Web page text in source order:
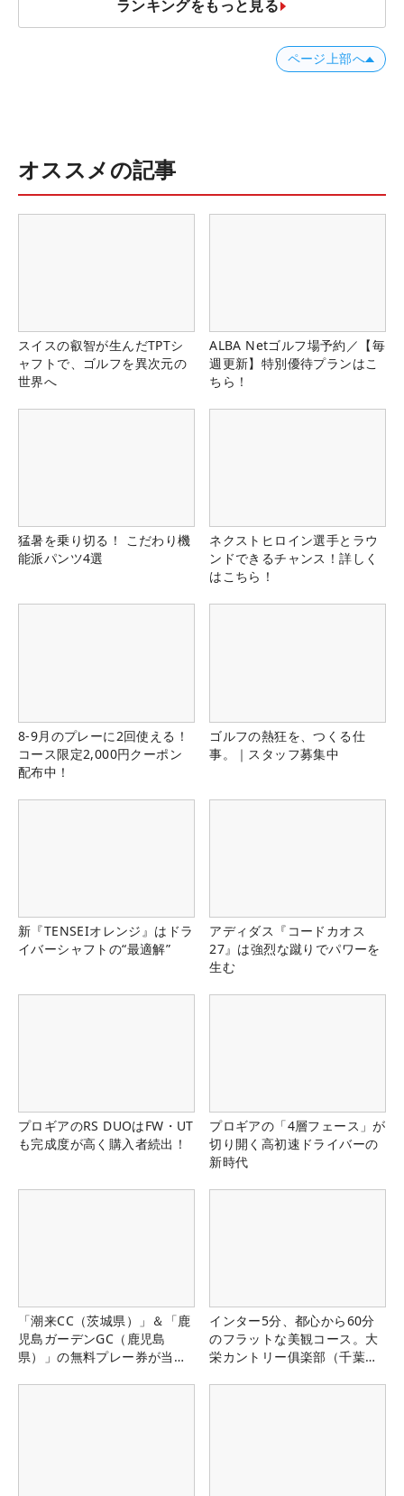
ランキングをもっと見る
ページ上部へ
オススメの記事
スイスの叡智が生んだTPTシ
ャフトで、ゴルフを異次元の
世界へ
ALBA Netゴルフ場予約／【毎
週更新】特別優待プランはこ
ちら！
猛暑を乗り切る！ こだわり機
能派パンツ4選
ネクストヒロイン選手とラウ
ンドできるチャンス！詳しく
はこちら！
8-9月のプレーに2回使える！
コース限定2,000円クーポン
配布中！
ゴルフの熱狂を、つくる仕
事。｜スタッフ募集中
新『TENSEIオレンジ』はドラ
イバーシャフトの“最適解”
アディダス『コードカオス
27』は強烈な蹴りでパワーを
生む
プロギアのRS DUOはFW・UT
も完成度が高く購入者続出！
プロギアの「4層フェース」が
切り開く高初速ドライバーの
新時代
「潮来CC（茨城県）」＆「鹿
児島ガーデンGC（鹿児島
県）」の無料プレー券が当た
インター5分、都心から60分
のフラットな美観コース。大
栄カントリー俱楽部（千葉